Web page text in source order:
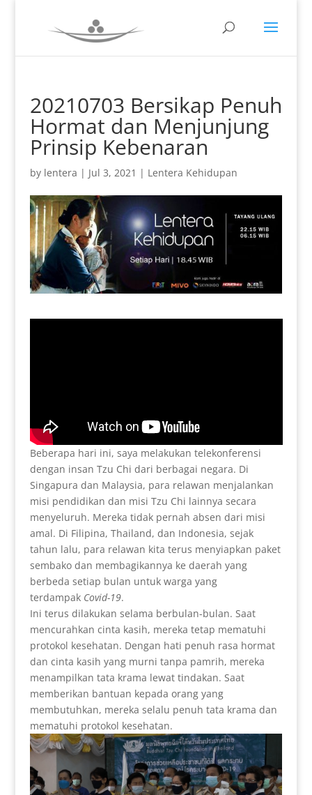
20210703 Bersikap Penuh
Hormat dan Menjunjung
Prinsip Kebenaran
by lentera | Jul 3, 2021 | Lentera Kehidupan
Beberapa hari ini, saya melakukan telekonferensi
dengan insan Tzu Chi dari berbagai negara. Di
Singapura dan Malaysia, para relawan menjalankan
misi pendidikan dan misi Tzu Chi lainnya secara
menyeluruh. Mereka tidak pernah absen dari misi
amal. Di Filipina, Thailand, dan Indonesia, sejak
tahun lalu, para relawan kita terus menyiapkan paket
sembako dan membagikannya ke daerah yang
berbeda setiap bulan untuk warga yang
terdampak Covid-19.
Ini terus dilakukan selama berbulan-bulan. Saat
mencurahkan cinta kasih, mereka tetap mematuhi
protokol kesehatan. Dengan hati penuh rasa hormat
dan cinta kasih yang murni tanpa pamrih, mereka
menampilkan tata krama lewat tindakan. Saat
memberikan bantuan kepada orang yang
membutuhkan, mereka selalu penuh tata krama dan
mematuhi protokol kesehatan.